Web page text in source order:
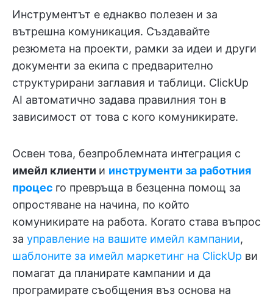
Инструментът е еднакво полезен и за
вътрешна комуникация. Създавайте
резюмета на проекти, рамки за идеи и други
документи за екипа с предварително
структурирани заглавия и таблици. ClickUp
AI автоматично задава правилния тон в
зависимост от това с кого комуникирате.
Освен това, безпроблемната интеграция с
имейл клиенти и инструменти за работния
процес го превръща в безценна помощ за
опростяване на начина, по който
комуникирате на работа. Когато става въпрос
за управление на вашите имейл кампании,
шаблоните за имейл маркетинг на ClickUp ви
помагат да планирате кампании и да
програмирате съобщения въз основа на